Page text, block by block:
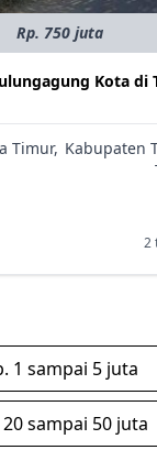
Rp. 750 juta
Kota di
Timur, Kabupaten
2
1 sampai 5 juta
20 sampai 50 juta